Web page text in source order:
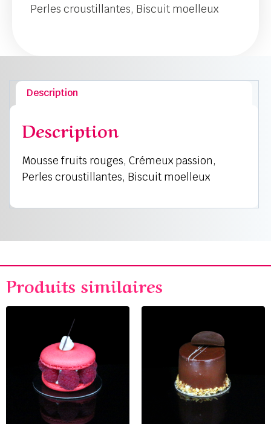
Perles croustillantes, Biscuit moelleux
Description
Description
Mousse fruits rouges, Crémeux passion,
Perles croustillantes, Biscuit moelleux
Produits similaires